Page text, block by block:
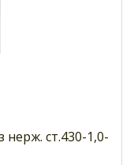
нерж. ст.430-1,0-